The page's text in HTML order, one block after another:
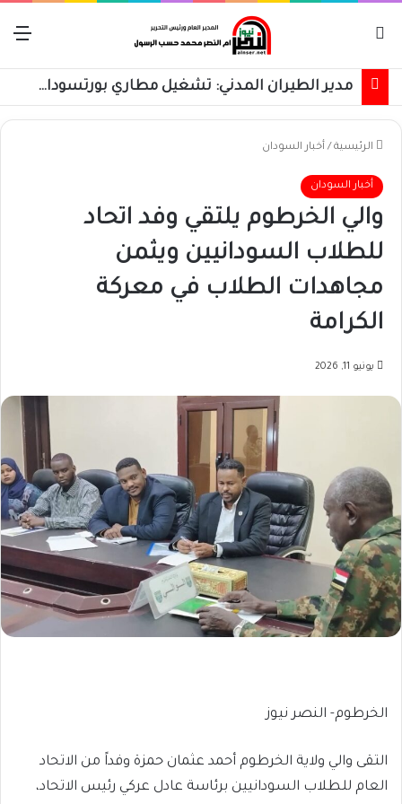
مدير الطيران المدني: تشغيل مطاري بورتسودان والخرطوم على مدار 24 ساعة قريباً
الرئيسية / أخبار السودان
أخبار السودان
والي الخرطوم يلتقي وفد اتحاد
للطلاب السودانيين ويثمن
مجاهدات الطلاب في معركة
الكرامة
يونيو 11, 2026
الخرطوم- النصر نيوز
التقى والي ولاية الخرطوم أحمد عثمان حمزة وفداً من الاتحاد
العام للطلاب السودانيين برئاسة عادل عركي رئيس الاتحاد،